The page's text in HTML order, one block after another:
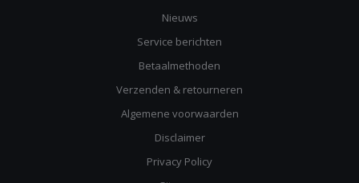
Nieuws
Service berichten
Betaalmethoden
Verzenden & retourneren
Algemene voorwaarden
Disclaimer
Privacy Policy